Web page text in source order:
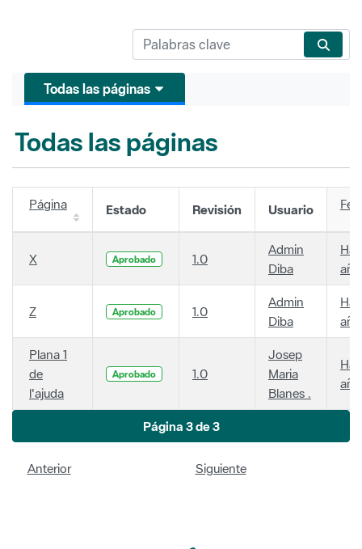
Todas las páginas
Todas las páginas
Página Estado Revisión Usuario
X Aprobado 1.0
Admin
Diba
Z Aprobado 1.0
Admin
Diba
Plana 1
de
l'ajuda
Aprobado 1.0
Josep
Maria
Blanes .
Página 3 de 3
Anterior Siguiente